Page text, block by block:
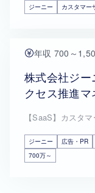
ジーニー カスタマー
年収 700～
株式会社ジ
クセス推進
【SaaS】カスタ
ジーニー 広告・PR
700万～